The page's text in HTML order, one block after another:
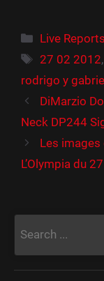
Catégories
Live Reports
Étiquettes
27 02 2012,
rodrigo y
DiMarzio
Neck DP244
Les images
L’Olympia du